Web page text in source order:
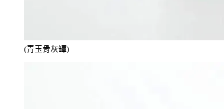
(青玉骨灰罈)